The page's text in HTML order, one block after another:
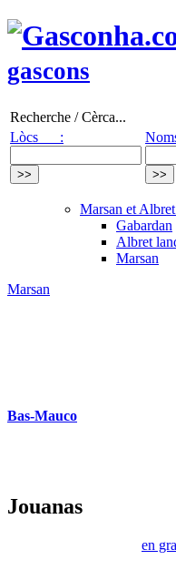
gascons
Recherche / Cèrca...
Lòcs :
Marsan et
Gabardan
Albret
Marsan
Marsan
Bas-Mauco
Jouanas
en